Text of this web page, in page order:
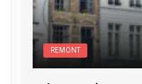
REMONT